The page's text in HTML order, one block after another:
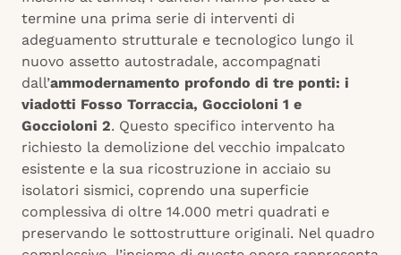
termine una prima serie di interventi di
adeguamento strutturale e tecnologico lungo il
nuovo assetto autostradale, accompagnati
dall’ammodernamento profondo di tre ponti: i
viadotti Fosso Torraccia, Goccioloni 1 e
Goccioloni 2. Questo specifico intervento ha
richiesto la demolizione del vecchio impalcato
esistente e la sua ricostruzione in acciaio su
isolatori sismici, coprendo una superficie
complessiva di oltre 14.000 metri quadrati e
preservando le sottostrutture originali. Nel quadro